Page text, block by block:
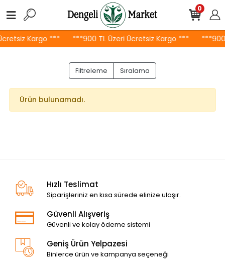
Kargo *** ***900 TL Üzeri Ücretsiz Kargo ***
0
Filtreleme Sıralama
Ürün bulunamadı.
Hızlı Teslimat
Siparişleriniz en kısa sürede elinize ulaşır.
Güvenli Alışveriş
Güvenli ve kolay ödeme sistemi
Geniş Ürün Yelpazesi
Binlerce ürün ve kampanya seçeneği